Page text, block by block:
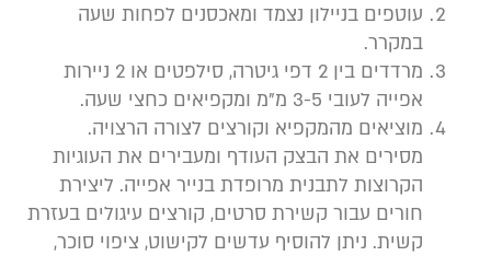
עוטפים בניילון נצמד ומאכסנים לפחות שעה
במקרר.
מרדדים בין 2 דפי גיטרה, סילפטים או 2 ניירות
אפייה לעובי 3-5 מ”מ ומקפיאים כחצי שעה.
מוציאים מהמקפיא וקורצים לצורה הרצויה.
מסירים את הבצק העודף ומעבירים את העוגיות
הקרוצות לתבנית מרופדת בנייר אפייה. ליצירת
חורים עבור קשירת סרטים, קורצים עיגולים בעזרת
קשית. ניתן להוסיף עדשים לקישוט, ציפוי סוכר,